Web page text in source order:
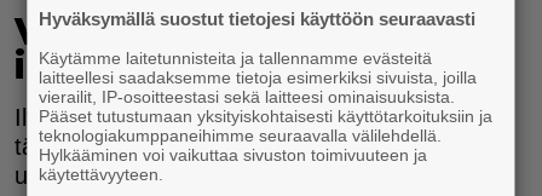
Vedestä löytyi kuollut
ihminen Kotkassa
Ilta-Sanomien mukaan Kotkassa tapahtui
tänään aamulla onnettomuus, jossa auto
upposi veteen.
Hyväksymällä suostut tietojesi käyttöön seuraavasti
Käytämme laitetunnisteita ja tallennamme evästeitä
laitteellesi saadaksemme tietoja esimerkiksi sivuista, joilla
vierailit, IP-osoitteestasi sekä laitteesi ominaisuuksista.
Pääset tutustumaan yksityiskohtaisesti käyttötarkoituksiin ja
teknologiakumppaneihimme seuraavalla välilehdellä.
Hylkääminen voi vaikuttaa sivuston toimivuuteen ja
käytettävyyteen.